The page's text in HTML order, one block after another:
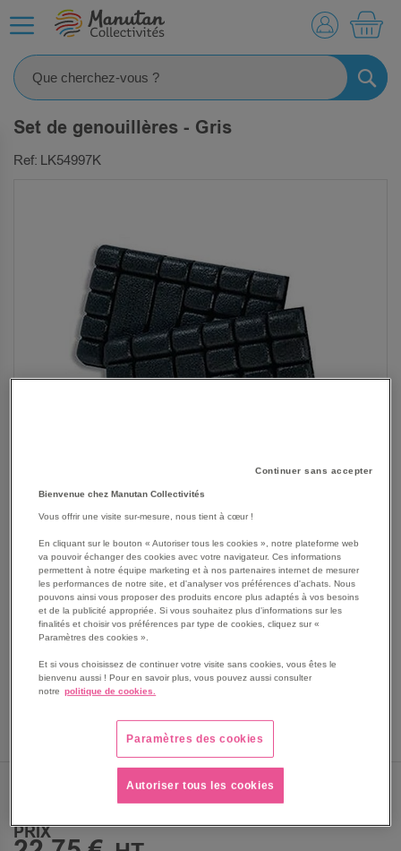
Set de genouillères - Gris
Ref: LK54997K
SKIP
BEGINNING
GALLERY
Les avantages
Set de genouillères Gris.
Complétez nos collections avec des accessoires
adaptés.
Sous 3 semaines
PRIX
Continuer sans accepter
Bienvenue chez Manutan Collectivités
Vous offrir une visite sur-mesure, nous tient à cœur !
En cliquant sur le bouton « Autoriser tous les cookies », notre plateforme web
va pouvoir échanger des cookies avec votre navigateur. Ces informations
permettent à notre équipe marketing et à nos partenaires internet de mesurer
les performances de notre site, et d'analyser vos préférences d'achats. Nous
pouvons ainsi vous proposer des produits encore plus adaptés à vos besoins
et de la publicité appropriée. Si vous souhaitez plus d'informations sur les
finalités et choisir vos préférences par type de cookies, cliquez sur «
Paramètres des cookies ».
Et si vous choisissez de continuer votre visite sans cookies, vous êtes le
bienvenu aussi ! Pour en savoir plus, vous pouvez aussi consulter
notre politique de cookies.
Paramètres des cookies
Autoriser tous les cookies